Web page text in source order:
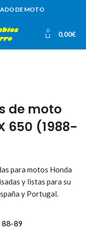
DE MOTO
0 0,00€
de moto
650 (1988-
para motos Honda
y listas para su
y Portugal.
88-89